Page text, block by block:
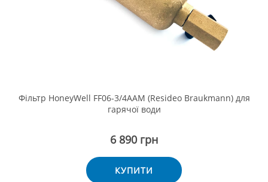
Фільтр HoneyWell FF06-3/4ААМ (Resideo Braukmann) для
гарячої води
6 890 грн
КУПИТИ